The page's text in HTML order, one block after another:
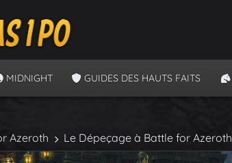
MIDNIGHT GUIDES DES HAUTS FAITS
Azeroth Le Dépeçage à Battle for Azeroth